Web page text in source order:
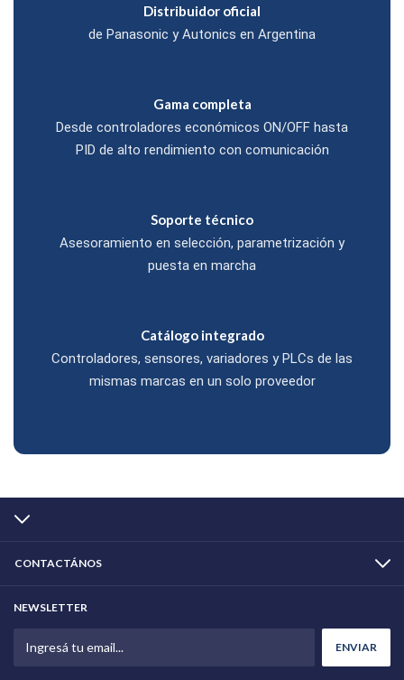
Distribuidor oficial
de Panasonic y Autonics en Argentina
Gama completa
Desde controladores económicos ON/OFF hasta
PID de alto rendimiento con comunicación
Soporte técnico
Asesoramiento en selección, parametrización y
puesta en marcha
Catálogo integrado
Controladores, sensores, variadores y PLCs de las
mismas marcas en un solo proveedor
CONTACTÁNOS
NEWSLETTER